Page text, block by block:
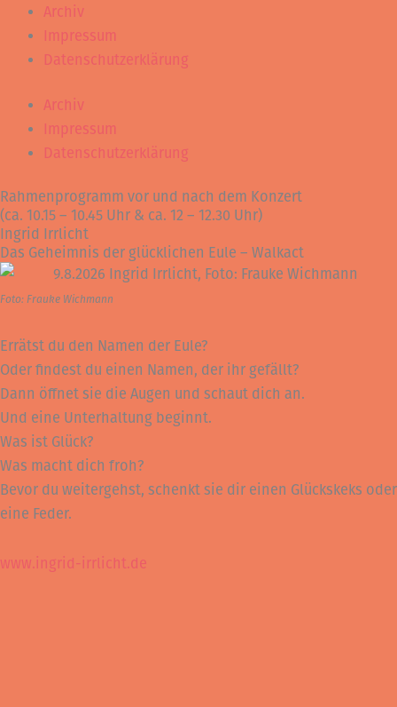
Archiv
Impressum
Datenschutzerklärung
Archiv
Impressum
Datenschutzerklärung
Rahmenprogramm vor und nach dem Konzert
(ca. 10.15 – 10.45 Uhr & ca. 12 – 12.30 Uhr)
Ingrid Irrlicht
Das Geheimnis der glücklichen Eule – Walkact
Foto: Frauke Wichmann
Errätst du den Namen der Eule?
Oder findest du einen Namen, der ihr gefällt?
Dann öffnet sie die Augen und schaut dich an.
Und eine Unterhaltung beginnt.
Was ist Glück?
Was macht dich froh?
Bevor du weitergehst, schenkt sie dir einen Glückskeks oder
eine Feder.
www.ingrid-irrlicht.de